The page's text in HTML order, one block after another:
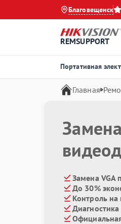
Благовещенск
REMSUPPORT
Портативная
Главная
Замена VGA
До 30%
Контроль